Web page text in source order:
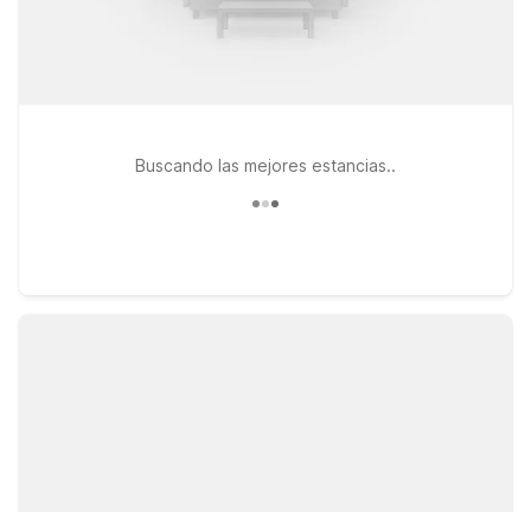
Buscando las mejores estancias..